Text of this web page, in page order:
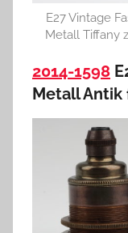
E27 Vintage
Metall Tiffany
2014-1598
Metall